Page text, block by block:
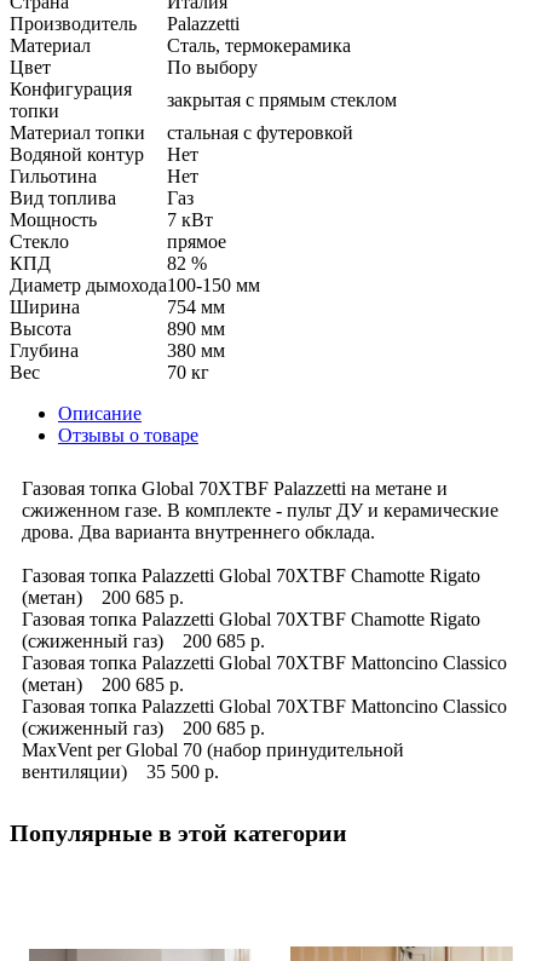
Производитель
Palazzetti
Материал
Сталь, термокерамика
Цвет
По выбору
Конфигурация
топки
закрытая с прямым стеклом
Материал топки
стальная с футеровкой
Водяной контур
Нет
Гильотина
Нет
Вид топлива
Газ
Мощность
7 кВт
Стекло
прямое
КПД
82 %
Диаметр дымохода100-150 мм
Ширина
754 мм
Высота
890 мм
Глубина
380 мм
Вес
70 кг
Описание
Отзывы о товаре
Газовая топка Global 70XTBF Palazzetti на метане и
сжиженном газе. В комплекте - пульт ДУ и керамические
дрова. Два варианта внутреннего обклада.
Газовая топка Palazzetti Global 70XTBF Chamotte Rigato
(метан) 200 685 р.
Газовая топка Palazzetti Global 70XTBF Chamotte Rigato
(сжиженный газ) 200 685 р.
Газовая топка Palazzetti Global 70XTBF Mattoncino Classico
(метан) 200 685 р.
Газовая топка Palazzetti Global 70XTBF Mattoncino Classico
(сжиженный газ) 200 685 р.
MaxVent per Global 70 (набор принудительной
вентиляции) 35 500 р.
Популярные в этой категории